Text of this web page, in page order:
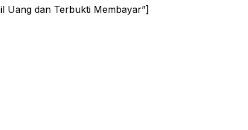
Uang dan Terbukti Membayar”]